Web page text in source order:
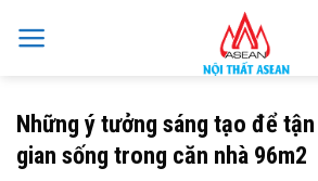
Những ý tưởng sáng tạo để
gian sống trong căn nhà 96m2